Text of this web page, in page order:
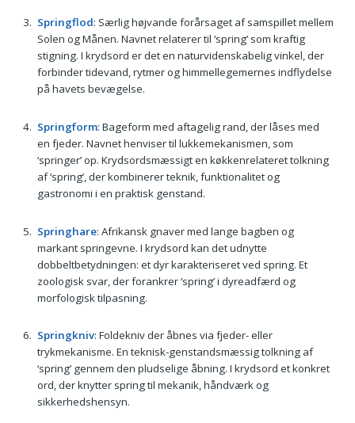
Springflod: Særlig højvande forårsaget af samspillet mellem
Solen og Månen. Navnet relaterer til ‘spring’ som kraftig
stigning. I krydsord er det en naturvidenskabelig vinkel, der
forbinder tidevand, rytmer og himmellegemernes indflydelse
på havets bevægelse.
Springform: Bageform med aftagelig rand, der låses med
en fjeder. Navnet henviser til lukkemekanismen, som
‘springer’ op. Krydsordsmæssigt en køkkenrelateret tolkning
af ‘spring’, der kombinerer teknik, funktionalitet og
gastronomi i en praktisk genstand.
Springhare: Afrikansk gnaver med lange bagben og
markant springevne. I krydsord kan det udnytte
dobbeltbetydningen: et dyr karakteriseret ved spring. Et
zoologisk svar, der forankrer ‘spring’ i dyreadfærd og
morfologisk tilpasning.
Springkniv: Foldekniv der åbnes via fjeder- eller
trykmekanisme. En teknisk-genstandsmæssig tolkning af
‘spring’ gennem den pludselige åbning. I krydsord et konkret
ord, der knytter spring til mekanik, håndværk og
sikkerhedshensyn.